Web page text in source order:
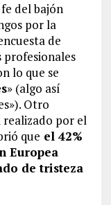
del bajón
por la
de
profesionales
lo que se
» (algo así
Otro
por el
que el 42%
Europea
de tristeza